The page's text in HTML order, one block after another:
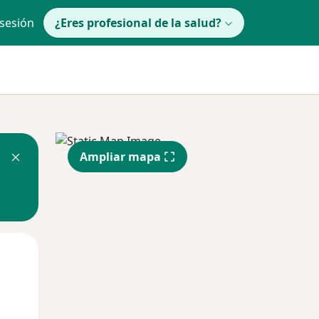
¿Eres profesional de la salud?
Ampliar mapa